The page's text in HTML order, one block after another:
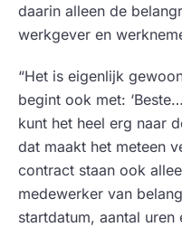
daarin alleen de
werkgever en
“Het is eigenlijk
begint ook met:
kunt het heel erg naar
dat maakt het meteen
contract staan ook
medewerker van
startdatum, aantal